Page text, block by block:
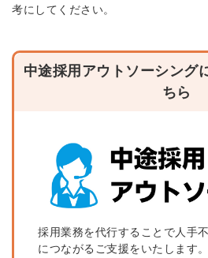
考にしてください。
中途採用アウトソーシング
ちら
採用業務を代行することで人手
につながるご支援をいたします